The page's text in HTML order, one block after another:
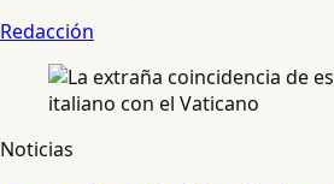
Redacción
Noticias